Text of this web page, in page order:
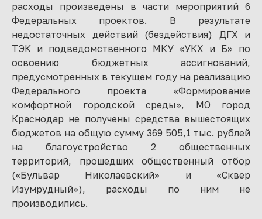
расходы произведены в части мероприятий 6
Федеральных проектов. В результате
недостаточных действий (бездействия) ДГХ и
ТЭК и подведомственного МКУ «УКХ и Б» по
освоению бюджетных ассигнований,
предусмотренных в текущем году на реализацию
Федерального проекта «Формирование
комфортной городской среды», МО город
Краснодар не получены средства вышестоящих
бюджетов на общую сумму 369 505,1 тыс. рублей
на благоустройство 2 общественных
территорий, прошедших общественный отбор
(«Бульвар Николаевский» и «Сквер
Изумрудный»), расходы по ним не
производились.